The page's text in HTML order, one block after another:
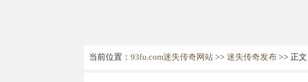
当前位置： 93fu.com迷失传奇网站 >> 迷失传奇发布 >> 正文